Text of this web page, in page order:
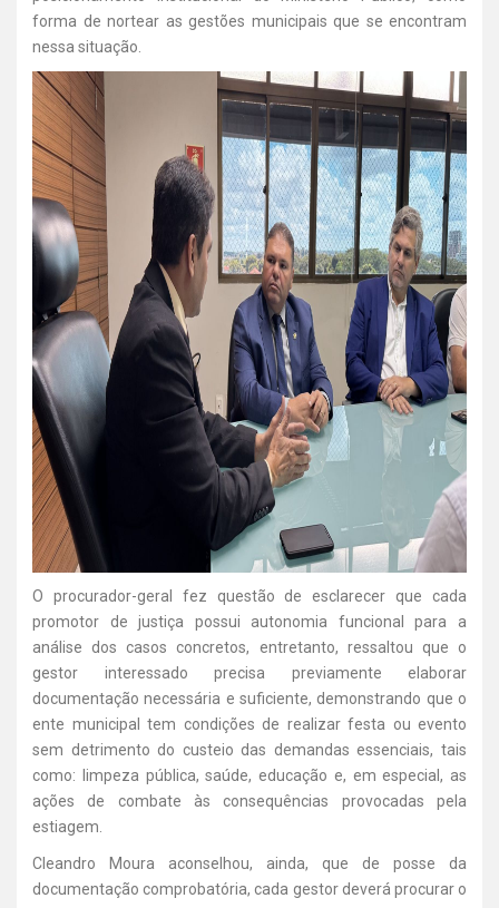
forma de nortear as gestões municipais que se encontram
nessa situação.
O procurador-geral fez questão de esclarecer que cada
promotor de justiça possui autonomia funcional para a
análise dos casos concretos, entretanto, ressaltou que o
gestor interessado precisa previamente elaborar
documentação necessária e suficiente, demonstrando que o
ente municipal tem condições de realizar festa ou evento
sem detrimento do custeio das demandas essenciais, tais
como: limpeza pública, saúde, educação e, em especial, as
ações de combate às consequências provocadas pela
estiagem.
Cleandro Moura aconselhou, ainda, que de posse da
documentação comprobatória, cada gestor deverá procurar o